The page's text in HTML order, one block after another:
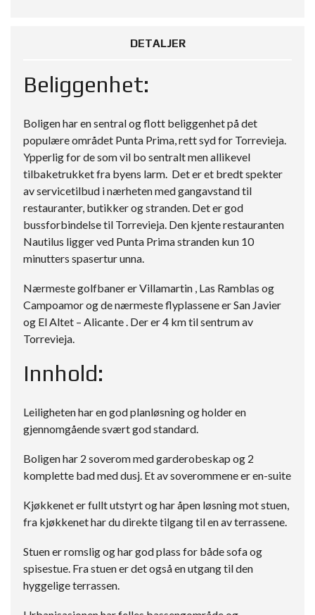
DETALJER
Beliggenhet:
Boligen har en sentral og flott beliggenhet på det
populære området Punta Prima, rett syd for Torrevieja.
Ypperlig for de som vil bo sentralt men allikevel
tilbaketrukket fra byens larm. Det er et bredt spekter
av servicetilbud i nærheten med gangavstand til
restauranter, butikker og stranden. Det er god
bussforbindelse til Torrevieja. Den kjente restauranten
Nautilus ligger ved Punta Prima stranden kun 10
minutters spasertur unna.
Nærmeste golfbaner er Villamartin , Las Ramblas og
Campoamor og de nærmeste flyplassene er San Javier
og El Altet – Alicante . Der er 4 km til sentrum av
Torrevieja.
Innhold:
Leiligheten har en god planløsning og holder en
gjennomgående svært god standard.
Boligen har 2 soverom med garderobeskap og 2
komplette bad med dusj. Et av soverommene er en-suite
Kjøkkenet er fullt utstyrt og har åpen løsning mot stuen,
fra kjøkkenet har du direkte tilgang til en av terrassene.
Stuen er romslig og har god plass for både sofa og
spisestue. Fra stuen er det også en utgang til den
hyggelige terrassen.